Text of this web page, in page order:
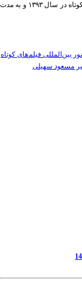
کارلوس مانزانو، بازیگران: سهیل سهیلی، رضا نامدار. این فیلم کوتاه در سال ۱۳۹۳ و به مدت
بین‌المللی فیلم‌های کوتاه
مسعود سهیلی